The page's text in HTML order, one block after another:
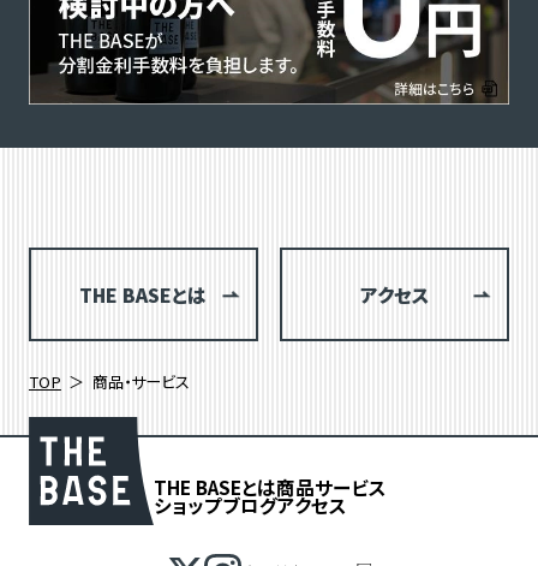
THE BASEとは アクセス
TOP 商品・サービス
THE BASEとは商品サービス
ショップブログアクセス